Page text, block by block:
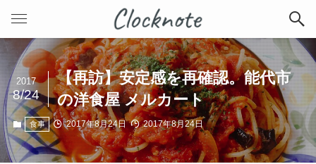
【再訪】安定感を再確認。能代市
の洋食屋 メルカート
2017
8/24
食事 2017年8月24日 2017年8月24日